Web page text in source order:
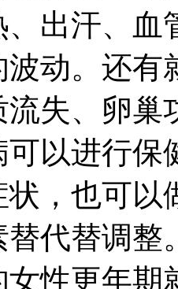
出汗、血
波动。还
失、卵巢
以进行保
，也可以
代替调整
性更年期